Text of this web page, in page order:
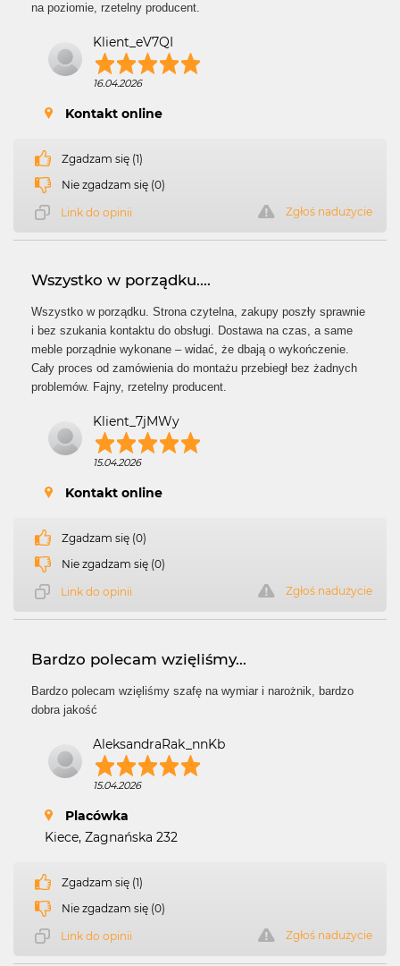
na poziomie, rzetelny producent.
Klient_eV7QI
16.04.2026
Kontakt online
Zgadzam się (1)
Nie zgadzam się (0)
Link do opinii Zgłoś nadużycie
Wszystko w porządku....
Wszystko w porządku. Strona czytelna, zakupy poszły sprawnie
i bez szukania kontaktu do obsługi. Dostawa na czas, a same
meble porządnie wykonane – widać, że dbają o wykończenie.
Cały proces od zamówienia do montażu przebiegł bez żadnych
problemów. Fajny, rzetelny producent.
Klient_7jMWy
15.04.2026
Kontakt online
Zgadzam się (0)
Nie zgadzam się (0)
Link do opinii Zgłoś nadużycie
Bardzo polecam wzięliśmy...
Bardzo polecam wzięliśmy szafę na wymiar i narożnik, bardzo
dobra jakość
AleksandraRak_nnKb
15.04.2026
Placówka
Kiece, Zagnańska 232
Zgadzam się (1)
Nie zgadzam się (0)
Link do opinii Zgłoś nadużycie